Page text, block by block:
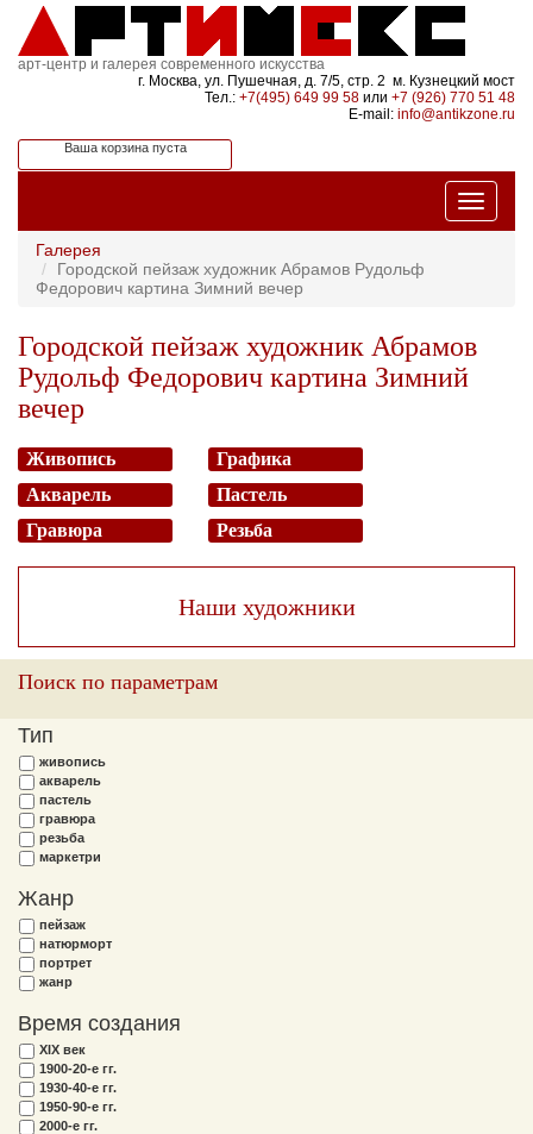
арт-центр и галерея современного искусства
г. Москва, ул. Пушечная, д. 7/5, стр. 2 м. Кузнецкий мост
Тел.: +7(495) 649 99 58 или +7 (926) 770 51 48
E-mail: info@antikzone.ru
Ваша корзина пуста
Галерея
Городской пейзаж художник Абрамов Рудольф
Федорович картина Зимний вечер
Городской пейзаж художник Абрамов
Рудольф Федорович картина Зимний
вечер
Живопись
Графика
Акварель
Пастель
Гравюра
Резьба
Наши художники
Поиск по параметрам
Тип
живопись
акварель
пастель
гравюра
резьба
маркетри
Жанр
пейзаж
натюрморт
портрет
жанр
Время создания
XIX век
1900-20-е гг.
1930-40-е гг.
1950-90-е гг.
2000-е гг.